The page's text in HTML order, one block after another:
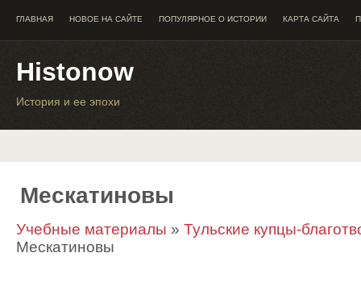
ГЛАВНАЯ НОВОЕ НА САЙТЕ ПОПУЛЯРНОЕ О ИСТОРИИ КАРТА САЙТА
Histonow
История и ее эпохи
Мескатиновы
Учебные материалы » Тульские купцы-
Мескатиновы